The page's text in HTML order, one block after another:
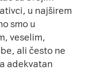
u najširem
smo u
veselim,
ali često ne
adekvatan